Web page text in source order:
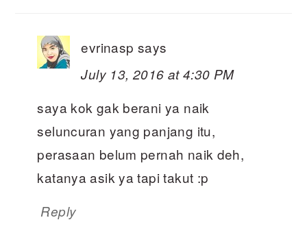
evrinasp says
July 13, 2016 at 4:30 PM
saya kok gak berani ya naik
seluncuran yang panjang itu,
perasaan belum pernah naik deh,
katanya asik ya tapi takut :p
Reply